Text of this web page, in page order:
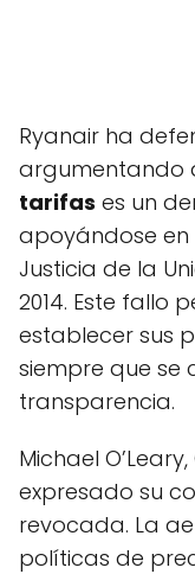
Ryanair ha
argumentando
tarifas es un
apoyándose en
Justicia de la
2014. Este fallo
establecer sus
siempre que se
transparencia.
Michael
expresado su
revocada. La
políticas de